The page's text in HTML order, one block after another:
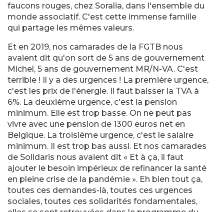
faucons rouges, chez Soralia, dans l'ensemble du
monde associatif. C'est cette immense famille
qui partage les mêmes valeurs.
Et en 2019, nos camarades de la FGTB nous
avaient dit qu'on sort de 5 ans de gouvernement
Michel, 5 ans de gouvernement MR/N-VA. C'est
terrible ! Il y a des urgences ! La première urgence,
c'est les prix de l'énergie. Il faut baisser la TVA à
6%. La deuxième urgence, c'est la pension
minimum. Elle est trop basse. On ne peut pas
vivre avec une pension de 1300 euros net en
Belgique. La troisième urgence, c'est le salaire
minimum. Il est trop bas aussi. Et nos camarades
de Solidaris nous avaient dit « Et à ça, il faut
ajouter le besoin impérieux de refinancer la santé
en pleine crise de la pandémie ». Eh bien tout ça,
toutes ces demandes-là, toutes ces urgences
sociales, toutes ces solidarités fondamentales,